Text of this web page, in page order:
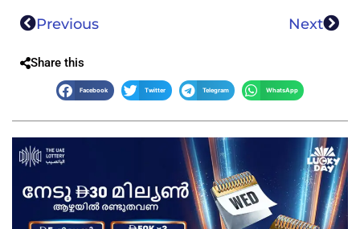
Previous Next
Share this
Facebook Twitter Telegram WhatsApp